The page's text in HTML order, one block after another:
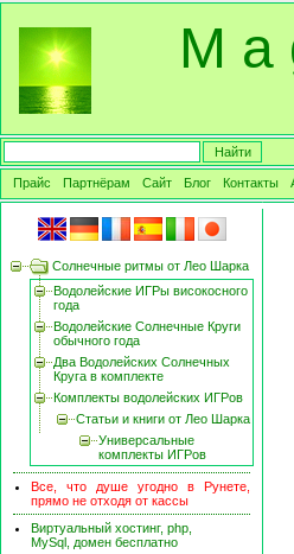
Солнечные ритмы от Лео Шарка
Водолейские ИГРы високосного
года
Водолейские Солнечные Круги
обычного года
Два Водолейских Солнечных
Круга в комплекте
Комплекты водолейских ИГРов
Статьи и книги от Лео Шарка
Универсальные
комплекты ИГРов
Все, что душе угодно в Рунете,
прямо не отходя от кассы
Виртуальный хостинг, php,
MySql, домен бесплатно
M a
Прайс Партнёрам Сайт Блог Контакты